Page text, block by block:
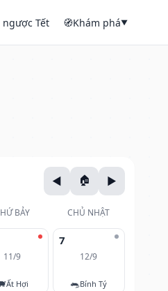
Tết 🧭Khám phá▼
BẢY
CHỦ NHẬT
11/9
Ất Hợi
7
12/9
🐀Bính Tý